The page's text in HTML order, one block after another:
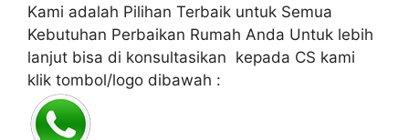
Kami adalah Pilihan Terbaik untuk Semua
Kebutuhan Perbaikan Rumah Anda Untuk lebih
lanjut bisa di konsultasikan kepada CS kami
klik tombol/logo dibawah :